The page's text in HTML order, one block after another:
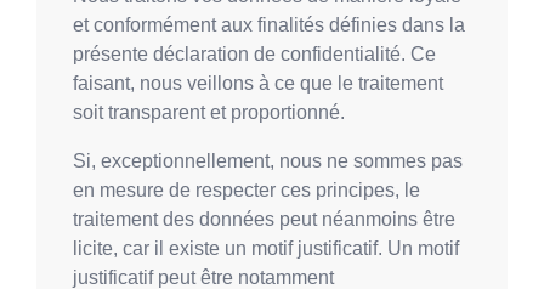
et conformément aux finalités définies dans la
présente déclaration de confidentialité. Ce
faisant, nous veillons à ce que le traitement
soit transparent et proportionné.
Si, exceptionnellement, nous ne sommes pas
en mesure de respecter ces principes, le
traitement des données peut néanmoins être
licite, car il existe un motif justificatif. Un motif
justificatif peut être notamment